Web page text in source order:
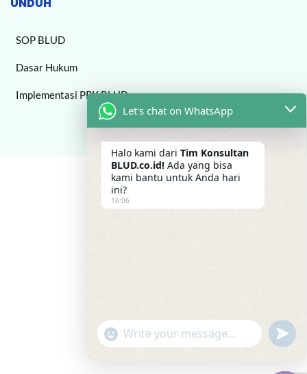
SOP BLUD
Dasar Hukum
Implementasi PPK BLUD
Let's chat on WhatsApp
Halo kami dari Tim Konsultan
BLUD.co.id! Ada yang bisa
kami bantu untuk Anda hari
ini?
16:06
"+chaty_settings.lang.emoji_picker+"
WhatsApp Message